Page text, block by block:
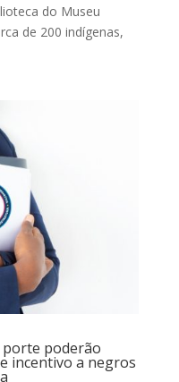
do Museu
de 200 indígenas,
porte poderão
incentivo a negros